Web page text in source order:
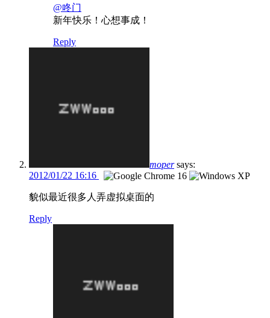
@咚门
新年快乐！心想事成！
Reply
moper says:
2012/01/22 16:16
貌似最近很多人弄虚拟桌面的
Reply